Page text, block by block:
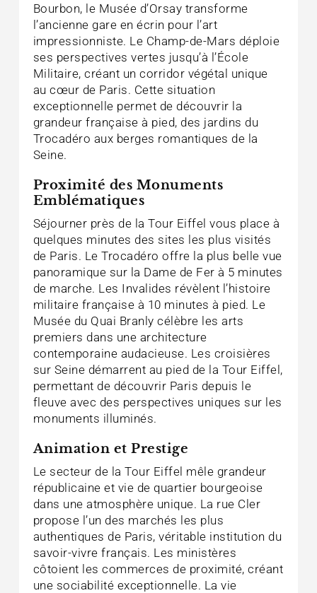
Bourbon, le Musée d’Orsay transforme
l’ancienne gare en écrin pour l’art
impressionniste. Le Champ-de-Mars déploie
ses perspectives vertes jusqu’à l’École
Militaire, créant un corridor végétal unique
au cœur de Paris. Cette situation
exceptionnelle permet de découvrir la
grandeur française à pied, des jardins du
Trocadéro aux berges romantiques de la
Seine.
Proximité des Monuments
Emblématiques
Séjourner près de la Tour Eiffel vous place à
quelques minutes des sites les plus visités
de Paris. Le Trocadéro offre la plus belle vue
panoramique sur la Dame de Fer à 5 minutes
de marche. Les Invalides révèlent l’histoire
militaire française à 10 minutes à pied. Le
Musée du Quai Branly célèbre les arts
premiers dans une architecture
contemporaine audacieuse. Les croisières
sur Seine démarrent au pied de la Tour Eiffel,
permettant de découvrir Paris depuis le
fleuve avec des perspectives uniques sur les
monuments illuminés.
Animation et Prestige
Le secteur de la Tour Eiffel mêle grandeur
républicaine et vie de quartier bourgeoise
dans une atmosphère unique. La rue Cler
propose l’un des marchés les plus
authentiques de Paris, véritable institution du
savoir-vivre français. Les ministères
côtoient les commerces de proximité, créant
une sociabilité exceptionnelle. La vie